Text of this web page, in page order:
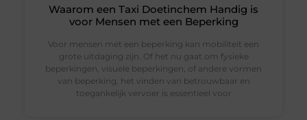
Waarom een Taxi Doetinchem Handig is
voor Mensen met een Beperking
Voor mensen met een beperking kan mobiliteit een
grote uitdaging zijn. Of het nu gaat om fysieke
beperkingen, visuele beperkingen, of andere vormen
van beperking, het vinden van betrouwbaar en
toegankelijk vervoer is essentieel voor